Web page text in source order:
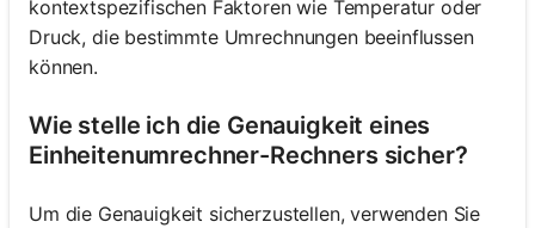
kontextspezifischen Faktoren wie Temperatur oder
Druck, die bestimmte Umrechnungen beeinflussen
können.
Wie stelle ich die Genauigkeit eines
Einheitenumrechner-Rechners sicher?
Um die Genauigkeit sicherzustellen, verwenden Sie